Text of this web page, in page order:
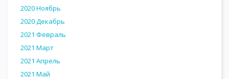
2020 Ноябрь
2020 Декабрь
2021 Февраль
2021 Март
2021 Апрель
2021 Май